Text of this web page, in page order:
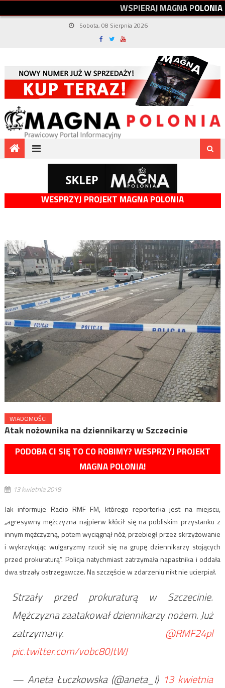
WSPIERAJMAGNAPOLONIA
Sobota, 08 Sierpnia 2026
WESPRZYJ PROJEKT MAGNA POLONIA
WIADOMOŚCI
Atak nożownika na dziennikarzy w Szczecinie
PODOBA CI SIĘ TO CO ROBIMY? WESPRZYJ PROJEKT
MAGNA POLONIA!
13 kwietnia 2018
Jak informuje Radio RMF FM, którego reporterka jest na miejscu,
„agresywny mężczyzna najpierw kłócił się na pobliskim przystanku z
innym mężczyzną, potem wyciągnął nóż, przebiegł przez skrzyżowanie
i wykrzykując wulgaryzmy rzucił się na grupę dziennikarzy stojących
przed prokuraturą”. Policja natychmiast zatrzymała napastnika i oddała
dwa strzały ostrzegawcze. Na szczęście w zdarzeniu nikt nie ucierpiał.
Strzały przed prokuraturą w Szczecinie.
Mężczyzna zaatakował dziennikarzy nożem. Już
zatrzymany. @RMF24pl
pic.twitter.com/vobc80JtWJ
— Aneta Łuczkowska (@aneta_l) 13 kwietnia